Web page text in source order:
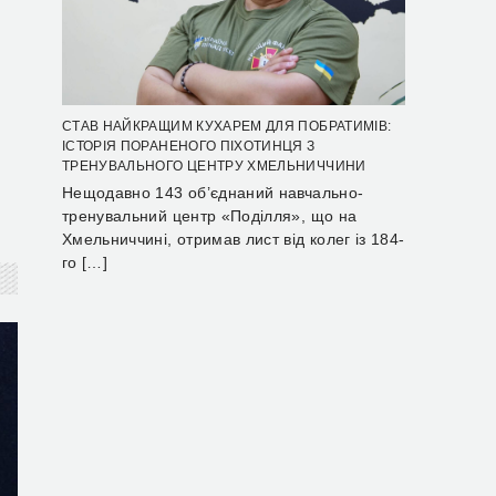
СТАВ НАЙКРАЩИМ КУХАРЕМ ДЛЯ ПОБРАТИМІВ:
ІСТОРІЯ ПОРАНЕНОГО ПІХОТИНЦЯ З
ТРЕНУВАЛЬНОГО ЦЕНТРУ ХМЕЛЬНИЧЧИНИ
Нещодавно 143 об’єднаний навчально-
тренувальний центр «Поділля», що на
Хмельниччині, отримав лист від колег із 184-
го […]